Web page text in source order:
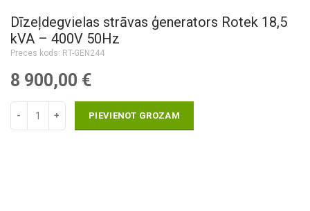
Dīzeļdegvielas strāvas ģenerators Rotek 18,5
kVA – 400V 50Hz
Lumag Tehnika, malkas sagatavošanai, celtniecībai,
Kur pirkt, salidzinat cenu Strāvas ģeneratori ar piegāde
labākā cena un atsauksmes - Industro.lv.
Interneta veikals instrumenti, metināšanas iekārtas, autoservisa
Preces kods: RT-GEN244
8 900,00 €
PIEVIENOT GROZAM